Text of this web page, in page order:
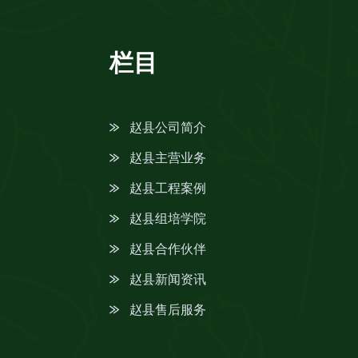
栏目
赵县公司简介
赵县主营业务
赵县工程案例
赵县组培学院
赵县合作伙伴
赵县新闻资讯
赵县售后服务